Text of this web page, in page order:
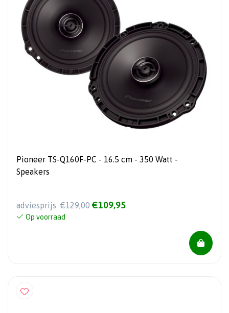
Pioneer TS-Q160F-PC - 16.5 cm - 350 Watt -
Speakers
adviesprijs €129,00 €109,95
Op voorraad